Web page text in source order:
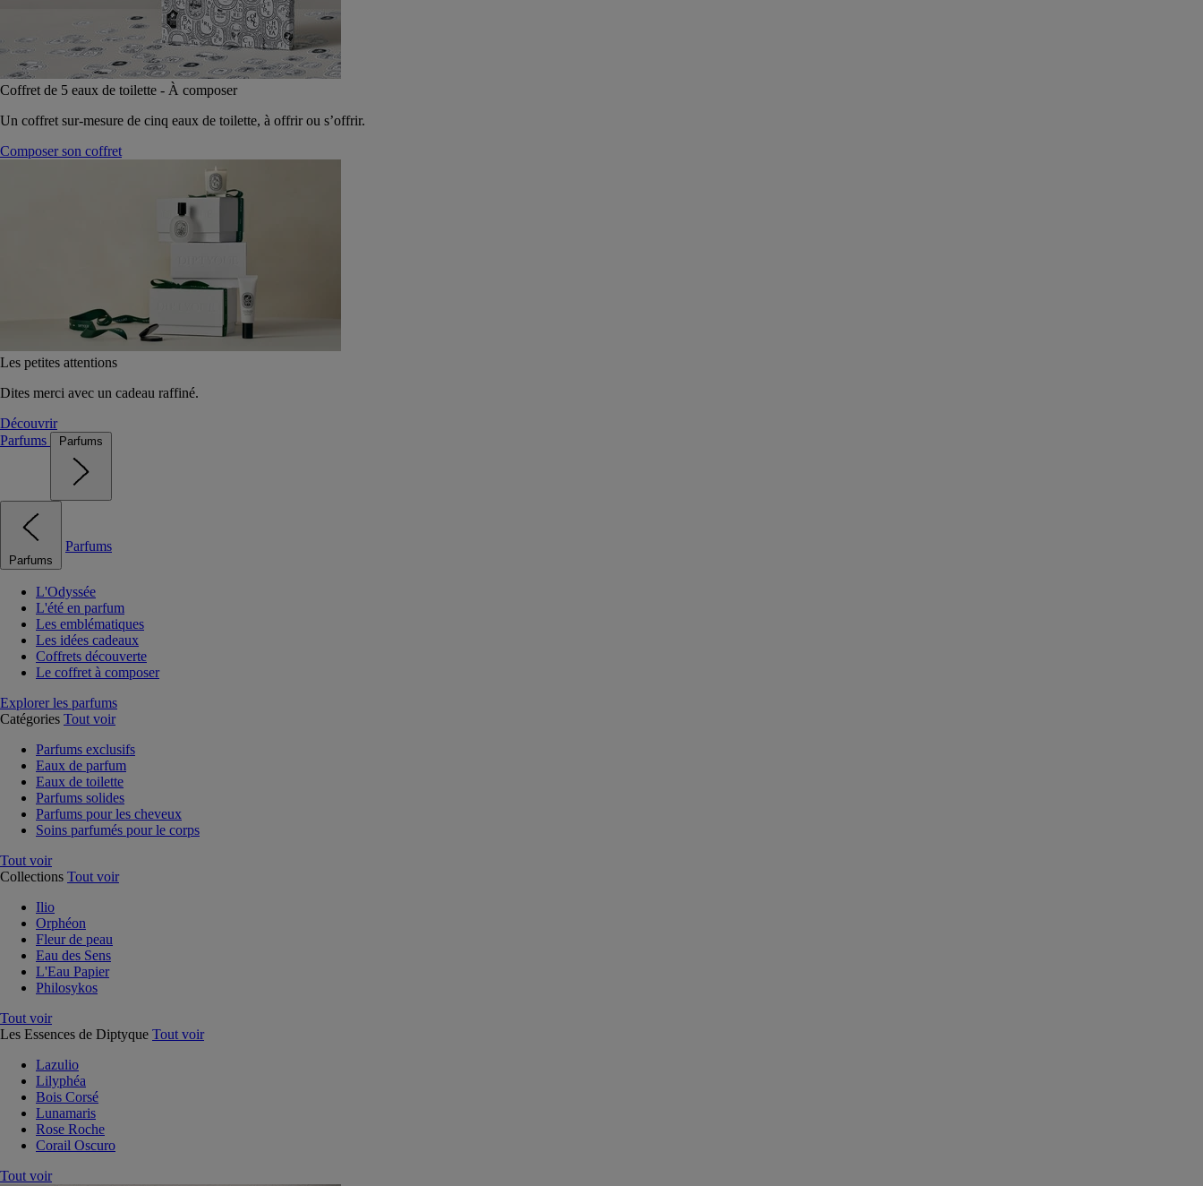
Coffret de 5 eaux de toilette - À composer
Un coffret sur-mesure de cinq eaux de toilette, à offrir ou s’offrir.
Composer son coffret
Les petites attentions
Dites merci avec un cadeau raffiné.
Découvrir
Parfums
Parfums
Parfums
Parfums
L'Odyssée
L'été en parfum
Les emblématiques
Les idées cadeaux
Coffrets découverte
Le coffret à composer
Explorer les parfums
Catégories Tout voir
Parfums exclusifs
Eaux de parfum
Eaux de toilette
Parfums solides
Parfums pour les cheveux
Soins parfumés pour le corps
Tout voir
Collections Tout voir
Ilio
Orphéon
Fleur de peau
Eau des Sens
L'Eau Papier
Philosykos
Tout voir
Les Essences de Diptyque Tout voir
Lazulio
Lilyphéa
Bois Corsé
Lunamaris
Rose Roche
Corail Oscuro
Tout voir